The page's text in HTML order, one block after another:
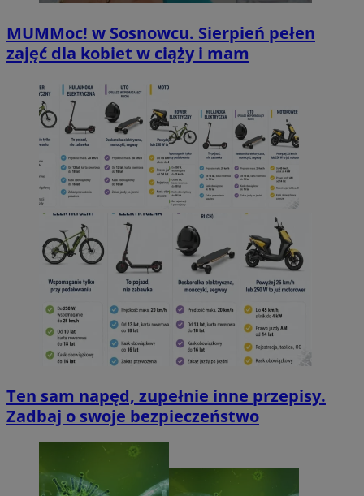
MUMMoc! w Sosnowcu. Sierpień pełen
zajęć dla kobiet w ciąży i mam
Ten sam napęd, zupełnie inne przepisy.
Zadbaj o swoje bezpieczeństwo